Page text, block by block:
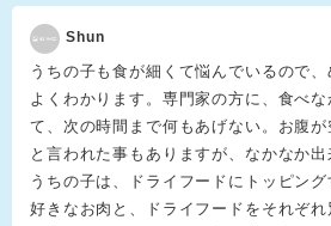
Shun
うちの子も食が細くて悩んでいるので
よくわかります。専門家の方に、食べ
て、次の時間まで何もあげない。お腹が
と言われた事もありますが、なかなか
うちの子は、ドライフードにトッピング
好きなお肉と、ドライフードをそれぞ